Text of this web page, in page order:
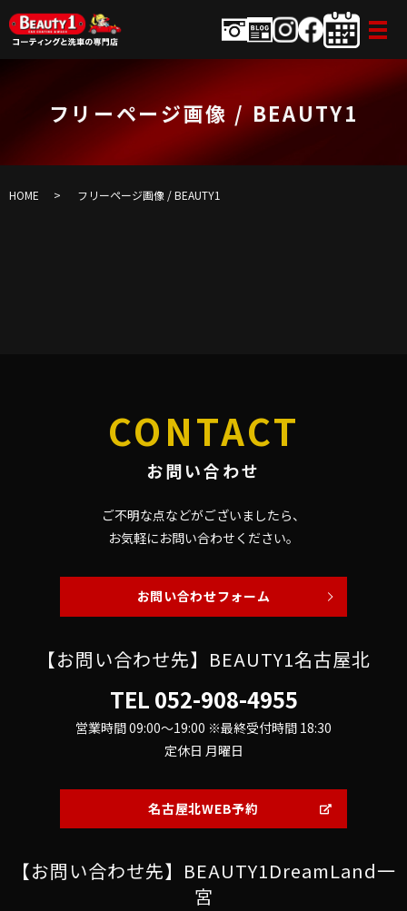
フリーページ画像 / BEAUTY1
HOME フリーページ画像 / BEAUTY1
CONTACT
お問い合わせ
ご不明な点などがございましたら、
お気軽にお問い合わせください。
お問い合わせフォーム
【お問い合わせ先】BEAUTY1名古屋北
TEL 052-908-4955
営業時間 09:00～19:00 ※最終受付時間 18:30
定休日 月曜日
名古屋北WEB予約
【お問い合わせ先】BEAUTY1DreamLand一
宮